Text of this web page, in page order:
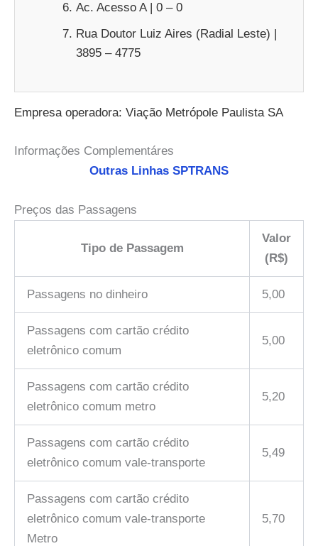
Ac. Acesso A | 0 – 0
Rua Doutor Luiz Aires (Radial Leste) |
3895 – 4775
Empresa operadora: Viação Metrópole Paulista SA
Informações Complementáres
Outras Linhas SPTRANS
Preços das Passagens
Tipo de Passagem
Valor
(R$)
Passagens no dinheiro 5,00
Passagens com cartão crédito
eletrônico comum
5,00
Passagens com cartão crédito
eletrônico comum metro
5,20
Passagens com cartão crédito
eletrônico comum vale-transporte
5,49
Passagens com cartão crédito
eletrônico comum vale-transporte
Metro
5,70